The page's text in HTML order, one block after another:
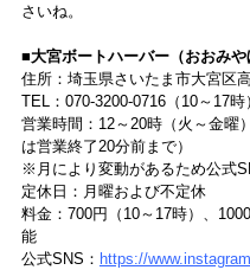
さいね。
■大宮ボートハーバー（おおみや
住所：埼玉県さいたま市大宮区
TEL：070-3200-0716（10～17時
営業時間：12～20時（火～金曜
は営業終了20分前まで）
※月により変動があるため公式
定休日：月曜および不定休
料金：700円（10～17時）、
能
公式SNS： https://